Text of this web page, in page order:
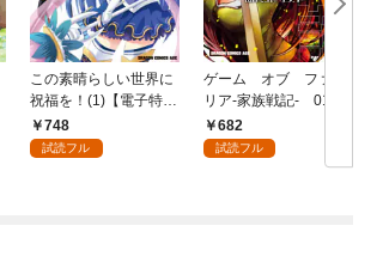
この素晴らしい世界に
祝福を！(1)【電子特別
版】748
試読フル
ゲーム オブ ファミ
リア-家族戦記- 01
682
試読フル